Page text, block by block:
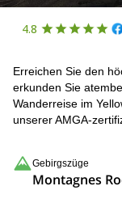
4.8
Erreichen Sie den
erkunden Sie
Wanderreise im
unserer AMGA-
Gebirgszüge
Montagnes